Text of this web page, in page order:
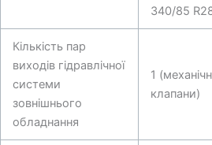
340/85
Кількість пар
виходів гідравлічної
системи
зовнішнього
обладнання
1
клапани)